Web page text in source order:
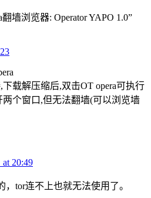
墙浏览器: Operator YAPO 1.0”
载解压缩后,双击OT opera可执行
个窗口,但无法翻墙(可以浏览墙
20:49
，tor连不上也就无法使用了。